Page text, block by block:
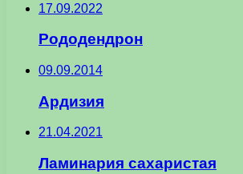
17.09.2022
Рододендрон
09.09.2014
Ардизия
21.04.2021
Ламинария сахаристая